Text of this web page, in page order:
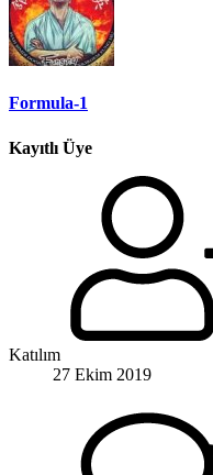
Formula-1
Kayıtlı Üye
Katılım
27 Ekim 2019